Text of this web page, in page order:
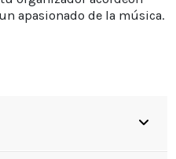
apasionado de la música.